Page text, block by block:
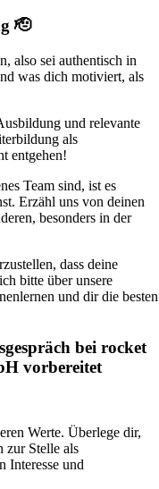
🫡
also sei authentisch in
was dich motiviert, als
und relevante
als
entgehen!
Team sind, ist es
Erzähl uns von deinen
besonders in der
dass deine
bitte über unsere
und dir die besten
bei rocket
vorbereitet
Werte. Überlege dir,
zur Stelle als
Interesse und